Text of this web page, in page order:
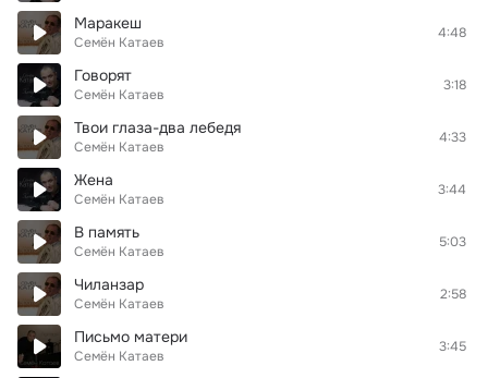
Маракеш
Семён Катаев
4:48
Говорят
Семён Катаев
3:18
Твои глаза-два лебедя
Семён Катаев
4:33
Жена
Семён Катаев
3:44
В память
Семён Катаев
5:03
Чиланзар
Семён Катаев
2:58
Письмо матери
Семён Катаев
3:45